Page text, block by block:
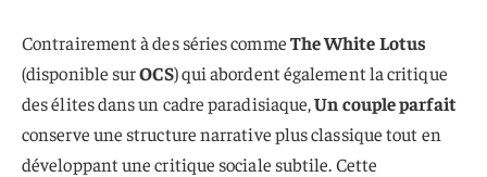
Contrairement à des séries commeThe White Lotus
(disponible surOCS) qui abordent également la critique
des élites dans un cadre paradisiaque,Un couple parfait
conserve une structure narrative plus classique tout en
développant une critique sociale subtile. Cette